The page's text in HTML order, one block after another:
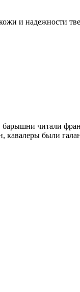
и надежности
барышни читали
кавалеры были